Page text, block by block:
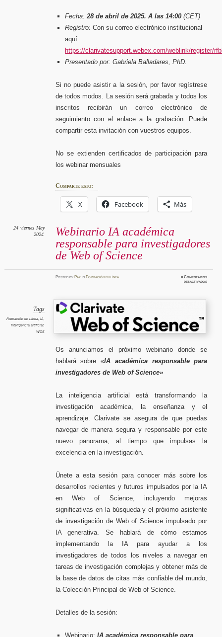
Fecha: 28 de abril de 2025. A las 14:00 (CET)
Registro: Con su correo electrónico institucional
aquí:
https://clarivatesupport.webex.com/weblink/register/
Presentado por: Gabriela Balladares, PhD.
Si no puede asistir a la sesión, por favor regístrese
de todos modos. La sesión será grabada y todos los
inscritos recibirán un correo electrónico de
seguimiento con el enlace a la grabación. Puede
compartir esta invitación con vuestros equipos.
No se extienden certificados de participación para
los webinar mensuales
Comparte esto:
X Facebook Más
Webinario IA académica
responsable para investigadores
de Web of Science
24 viernes May
2024
Postedby Paz in Formación en línea ≈Comentarios
desactivadosen
Tags
Formación en Línea, IA,
Inteligencia artificial,
WOS
Os anunciamos el próximo webinario donde se
hablará sobre «IA académica responsable para
investigadores de Web of Science»
La inteligencia artificial está transformando la
investigación académica, la enseñanza y el
aprendizaje. Clarivate se asegura de que puedas
navegar de manera segura y responsable por este
nuevo panorama, al tiempo que impulsas la
excelencia en la investigación.
Únete a esta sesión para conocer más sobre los
desarrollos recientes y futuros impulsados por la IA
en Web of Science, incluyendo mejoras
significativas en la búsqueda y el próximo asistente
de investigación de Web of Science impulsado por
IA generativa. Se hablará de cómo estamos
implementando la IA para ayudar a los
investigadores de todos los niveles a navegar en
tareas de investigación complejas y obtener más de
la base de datos de citas más confiable del mundo,
la Colección Principal de Web of Science.
Detalles de la sesión:
Webinario:IA académica responsable para